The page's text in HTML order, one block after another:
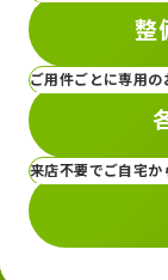
整
ご用件ごとに専用
来店不要でご自宅